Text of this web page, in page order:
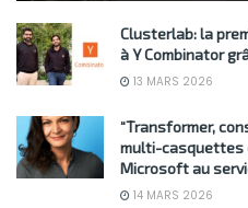
Clusterlab: la
à Y Combinator
13 MARS 2026
“Transformer,
multi-casquettes
Microsoft au
14 MARS 2026